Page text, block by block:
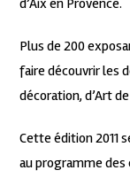
d’Aix en Provence.
Plus de 200
faire découvrir les
décoration, d’Art
Cette édition 2011
au programme des